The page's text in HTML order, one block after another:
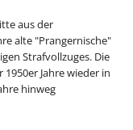
aus der
alte "Prangernische"
Strafvollzuges. Die
Jahre wieder in
hinweg